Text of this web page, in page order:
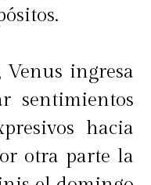
ingresa
sentimientos
hacia
otra parte la